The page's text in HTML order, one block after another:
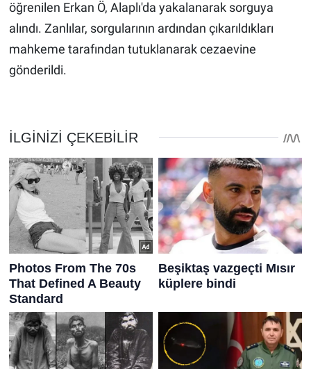
öğrenilen Erkan Ö, Alaplı'da yakalanarak sorguya
alındı. Zanlılar, sorgularının ardından çıkarıldıkları
mahkeme tarafından tutuklanarak cezaevine
gönderildi.